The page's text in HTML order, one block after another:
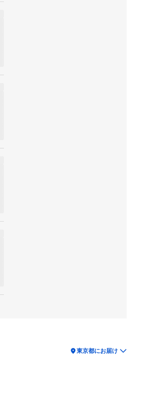
location_on東京都にお届け